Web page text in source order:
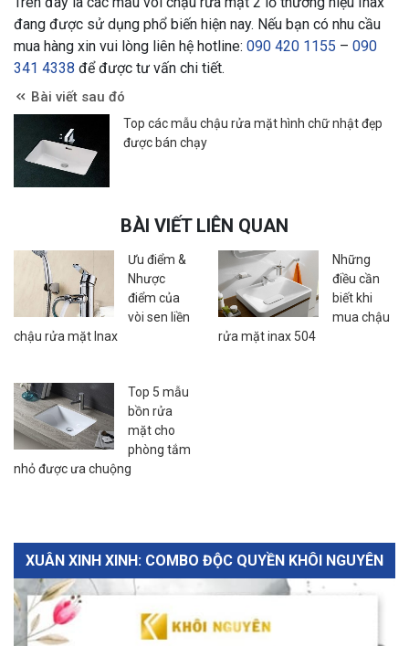
đang được sử dụng phổ biến hiện nay. Nếu bạn có nhu cầu
mua hàng xin vui lòng liên hệ hotline: 090 420 1155 – 090
341 4338 để được tư vấn chi tiết.
Bài viết sau đó
Top các mẫu chậu rửa mặt hình chữ nhật đẹp
được bán chạy
BÀI VIẾT LIÊN QUAN
Ưu điểm &
Nhược
điểm của
vòi sen liền
chậu rửa mặt Inax
Những
điều cần
biết khi
mua chậu
rửa mặt inax 504
Top 5 mẫu
bồn rửa
mặt cho
phòng tắm
nhỏ được ưa chuộng
XUÂN XINH XINH: COMBO ĐỘC QUYỀN KHÔI NGUYÊN